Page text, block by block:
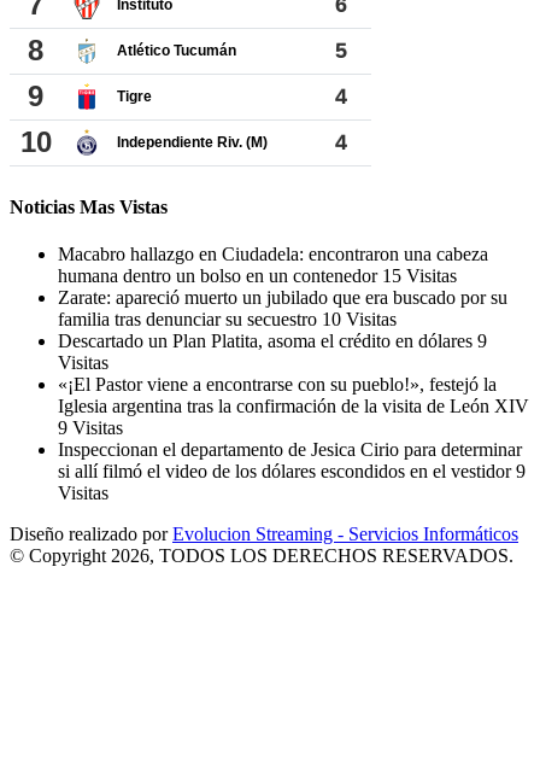
Noticias Mas Vistas
Macabro hallazgo en Ciudadela: encontraron una cabeza
humana dentro un bolso en un contenedor 15 Visitas
Zarate: apareció muerto un jubilado que era buscado por su
familia tras denunciar su secuestro 10 Visitas
Descartado un Plan Platita, asoma el crédito en dólares 9
Visitas
«¡El Pastor viene a encontrarse con su pueblo!», festejó la
Iglesia argentina tras la confirmación de la visita de León XIV
9 Visitas
Inspeccionan el departamento de Jesica Cirio para determinar
si allí filmó el video de los dólares escondidos en el vestidor9
Visitas
Diseño realizado porEvolucion Streaming - Servicios Informáticos
© Copyright 2026, TODOS LOS DERECHOS RESERVADOS.